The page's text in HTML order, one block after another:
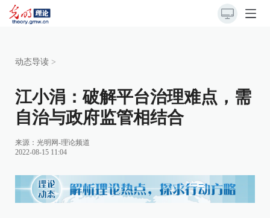
动态导读 >
江小涓：破解平台治理难点，需
自治与政府监管相结合
来源： 光明网-理论频道
2022-08-15 11:04